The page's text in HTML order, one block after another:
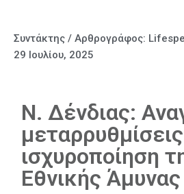
Συντάκτης / Αρθρογράφος:
29 Ιουλίου, 2025
Ν. Δένδιας:
ισχυροποίηση
Εθνικής Άμυνας